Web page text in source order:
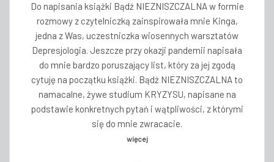
Do napisania książki Bądź NIEZNISZCZALNA w formie
rozmowy z czytelniczką zainspirowała mnie Kinga,
jedna z Was, uczestniczka wiosennych warsztatów
Depresjologia. Jeszcze przy okazji pandemii napisała
do mnie bardzo poruszający list, który za jej zgodą
cytuję na początku książki. Bądź NIEZNISZCZALNA to
namacalne, żywe studium KRYZYSU, napisane na
podstawie konkretnych pytań i wątpliwości, z którymi
się do mnie zwracacie.
więcej